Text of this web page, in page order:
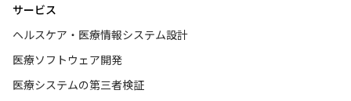
サービス
ヘルスケア・医療情報システム設計
医療ソフトウェア開発
医療システムの第三者検証